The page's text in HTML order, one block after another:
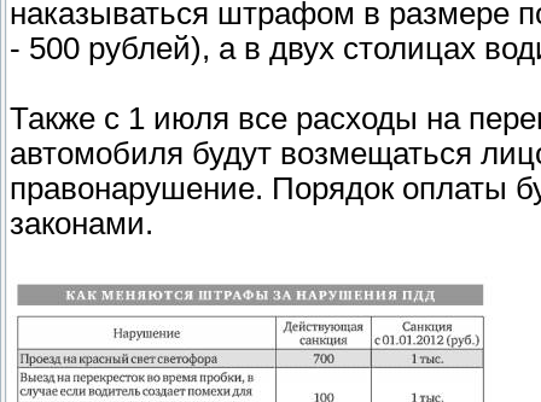
наказываться штрафом в размере
- 500 рублей), а в двух столицах
Также с 1 июля все расходы на
автомобиля будут возмещаться
правонарушение. Порядок оплаты
законами.